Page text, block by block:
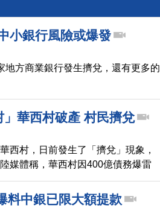
小銀行風險或爆發
地方商業銀行發生擠兌，還有更多的
華西村破產 村民擠兌
西村，日前發生了「擠兌」現象，
媒體稱，華西村因400億債務爆雷
料中銀已限大額提款